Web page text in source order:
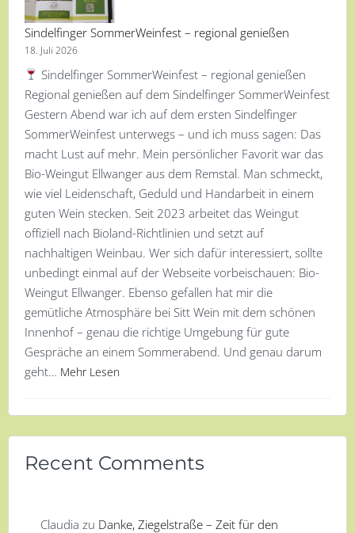
Sindelfinger SommerWeinfest – regional genießen
18. Juli 2026
Sindelfinger SommerWeinfest – regional genießen
Regional genießen auf dem Sindelfinger SommerWeinfest
Gestern Abend war ich auf dem ersten Sindelfinger
SommerWeinfest unterwegs – und ich muss sagen: Das
macht Lust auf mehr. Mein persönlicher Favorit war das
Bio-Weingut Ellwanger aus dem Remstal. Man schmeckt,
wie viel Leidenschaft, Geduld und Handarbeit in einem
guten Wein stecken. Seit 2023 arbeitet das Weingut
offiziell nach Bioland-Richtlinien und setzt auf
nachhaltigen Weinbau. Wer sich dafür interessiert, sollte
unbedingt einmal auf der Webseite vorbeischauen: Bio-
Weingut Ellwanger. Ebenso gefallen hat mir die
gemütliche Atmosphäre bei Sitt Wein mit dem schönen
Innenhof – genau die richtige Umgebung für gute
Gespräche an einem Sommerabend. Und genau darum
geht… Mehr Lesen
Recent Comments
Claudia zu Danke, Ziegelstraße – Zeit für den